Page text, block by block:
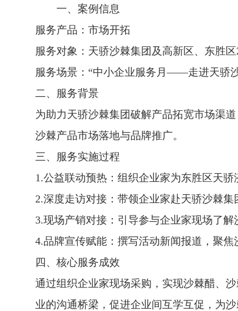
一、案例信息
服务产品：市场开拓
服务对象：天骄沙棘集团及高新区、东胜
服务场景：“中小企业服务月——走进天骄
二、服务背景
为助力天骄沙棘集团破解产品拓宽市场渠
沙棘产品市场落地与品牌推广。
三、服务实施过程
1.公益联动预热：组织企业家为东胜区天
2.深度走访对接：带领企业家赴天骄沙棘
3.现场产销对接：引导参与企业家现场了
4.品牌宣传赋能：撰写活动新闻报道，聚
四、核心服务成效
通过组织企业家现场采购，实现沙棘醋、
业的沟通桥梁，促进企业间互学互促，为